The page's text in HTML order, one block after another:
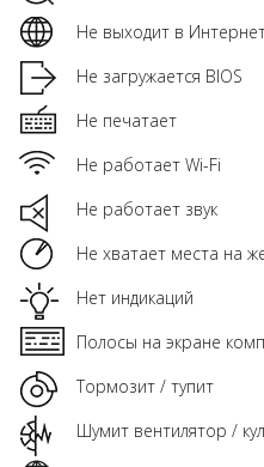
Не выходит в
Не загружается BIOS
Не печатает
Не работает Wi-Fi
Не работает звук
Не хватает места на
Нет индикаций
Полосы на экране
Тормозит / тупит
Шумит вентилятор /